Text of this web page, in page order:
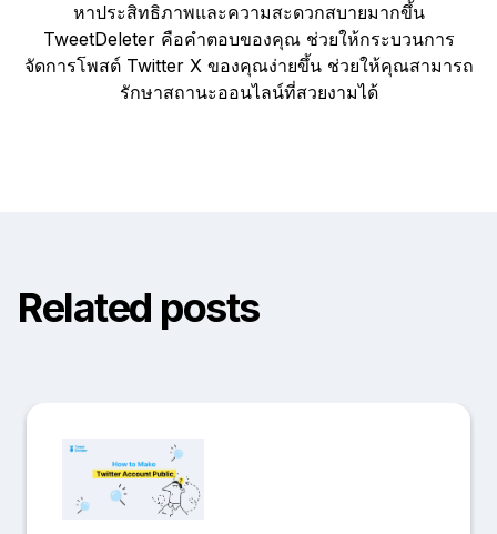
หาประสิทธิภาพและความสะดวกสบายมากขึ้น
TweetDeleter คือคำตอบของคุณ ช่วยให้กระบวนการ
จัดการโพสต์ Twitter X ของคุณง่ายขึ้น ช่วยให้คุณสามารถ
รักษาสถานะออนไลน์ที่สวยงามได้
Related posts